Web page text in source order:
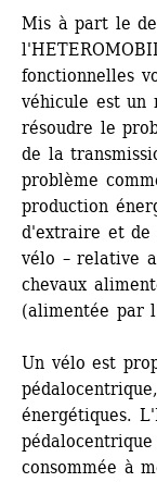
Mis à part le
fonctionnelles
véhicule est un
résoudre le
de la
problème
production
d'extraire et
vélo – relative
chevaux
(alimentée par
Un vélo est
énergétiques.
consommée à